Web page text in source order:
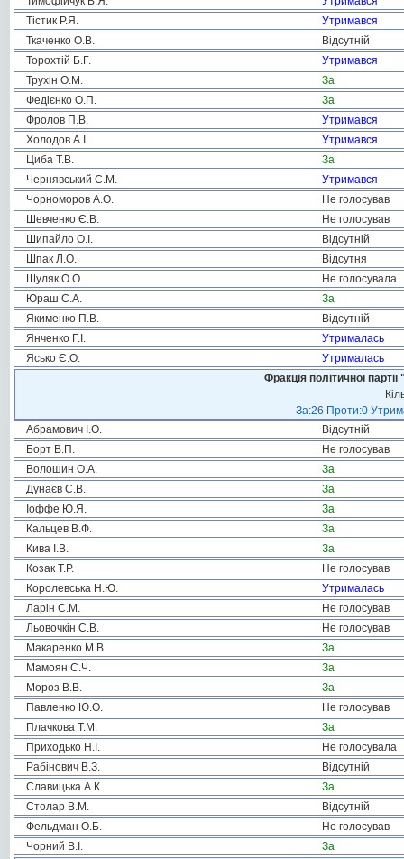
Тістик Р.Я.
Утримався
Ткаченко О.В.
Відсутній
Торохтій Б.Г.
Утримався
Трухін О.М.
За
Федієнко О.П.
За
Фролов П.В.
Утримався
Холодов А.І.
Утримався
Циба Т.В.
За
Чернявський С.М.
Утримався
Чорноморов А.О.
Не голосував
Шевченко Є.В.
Не голосував
Шипайло О.І.
Відсутній
Шпак Л.О.
Відсутня
Шуляк О.О.
Не голосувала
Юраш С.А.
За
Якименко П.В.
Відсутній
Янченко Г.І.
Утрималась
Ясько Є.О.
Утрималась
Фракція політичної
За:26 Проти:0
Абрамович І.О.
Відсутній
Борт В.П.
Не голосував
Волошин О.А.
За
Дунаєв С.В.
За
Іоффе Ю.Я.
За
Кальцев В.Ф.
За
Кива І.В.
За
Козак Т.Р.
Не голосував
Королевська Н.Ю.
Утрималась
Ларін С.М.
Не голосував
Льовочкін С.В.
Не голосував
Макаренко М.В.
За
Мамоян С.Ч.
За
Мороз В.В.
За
Павленко Ю.О.
Не голосував
Плачкова Т.М.
За
Приходько Н.І.
Не голосувала
Рабінович В.З.
Відсутній
Славицька А.К.
За
Столар В.М.
Відсутній
Фельдман О.Б.
Не голосував
Чорний В.І.
За